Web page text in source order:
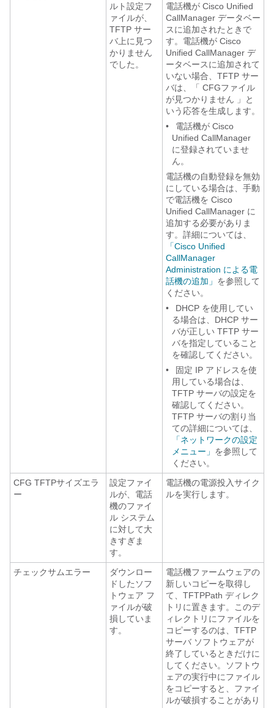
ルト設定フ
ァイルが、
TFTP サー
バ上に見つ
かりません
でした。
電話機が Cisco Unified
CallManager データベー
スに追加されたときで
す。電話機が Cisco
Unified CallManager デ
ータベースに追加されて
いない場合、TFTP サー
バは、「 CFGファイル
が見つかりません 」と
いう応答を生成します。
•
電話機が Cisco
Unified CallManager
に登録されていませ
ん。
電話機の自動登録を無効
にしている場合は、手動
で電話機を Cisco
Unified CallManager に
追加する必要がありま
す。詳細については、
「Cisco Unified
CallManager
Administration による電
話機の追加」 を参照して
ください。
•
DHCP を使用してい
る場合は、DHCP サー
バが正しい TFTP サー
バを指定していること
を確認してください。
•
固定 IP アドレスを使
用している場合は、
TFTP サーバの設定を
確認してください。
TFTP サーバの割り当
ての詳細については、
「ネットワークの設定
メニュー」 を参照して
ください。
CFG TFTPサイズエラ
ー
設定ファイ
ルが、電話
機のファイ
ル システム
に対して大
きすぎま
す。
電話機の電源投入サイク
ルを実行します。
チェックサムエラー
ダウンロー
ドしたソフ
トウェア フ
ァイルが破
損していま
す。
電話機ファームウェアの
新しいコピーを取得し
て、TFTPPath ディレク
トリに置きます。このデ
ィレクトリにファイルを
コピーするのは、TFTP
サーバ ソフトウェアが
終了しているときだけに
してください。ソフトウ
ェアの実行中にファイル
をコピーすると、ファイ
ルが破損することがあり